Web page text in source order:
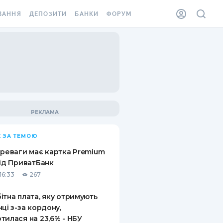
ВІНЬЄТКА
ВІД
ВИПАДКІВ
ДЕПОЗИТИ
ПИТАННЯ ТА ВІДПОВІДІ
ПУТІВНИКИ ПО
БАНКИ ФОРУМ
ЗА ТЕМОЮ
має картка Premium
ПриватБанк
267
плата, яку отримують
з-за кордону,
на 23,6% - НБУ